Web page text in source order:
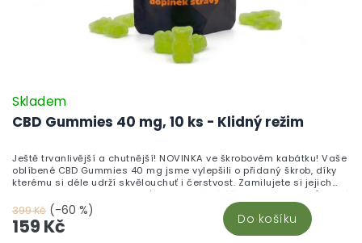
CBD Gummies 40 mg, 10 ks - Klidný režim
Skladem
399 Kč (-60 %)
159 Kč Do košíku
Ještě trvanlivější a chutnější! NOVINKA ve škrobovém kabátku! Vaše
oblíbené CBD Gummies 40 mg jsme vylepšili o přidaný škrob, díky
kterému si déle udrží skvělouchuť i čerstvost. Zamilujete si jejich
neodolatelnou sladkou chuť a blahodárné účinky kanabinoidů, které
pomáhají zklidnit tělo i mysl. Vyrobeno v České republice z vysoce
kvalitního CBD izolátu a testováno v nezávislých laboratořích pro
maximální kvalitu a bezpečnost.Chuť, která vydrží. Účinky, které